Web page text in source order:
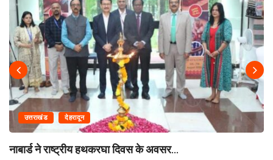
उत्तराखंड देहरादून
नाबार्ड ने राष्ट्रीय हथकरघा दिवस के अवसर...